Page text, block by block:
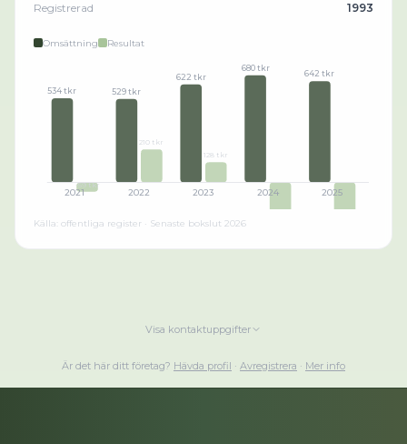
Registrerad 1993
Omsättning Resultat
534 tkr
-59 tkr
2021
529 tkr
210 tkr
2022
622 tkr
128 tkr
2023
680 tkr
2024
642 tkr
2025
Källa: offentliga register · Senaste bokslut 2026
Visa kontaktuppgifter
Är det här ditt företag? Hävda profil · Avregistrera · Mer info